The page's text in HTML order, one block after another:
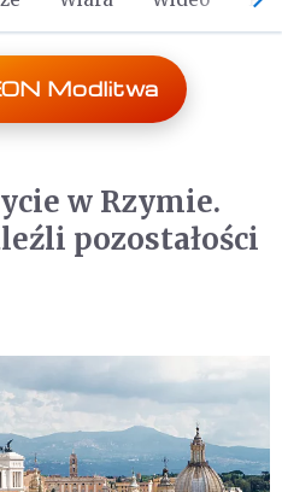
Modlitwa
w Rzymie.
pozostałości